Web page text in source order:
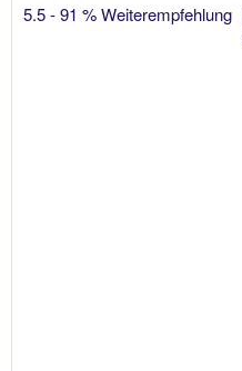
5.5 - 91 % Weiterempfehlung